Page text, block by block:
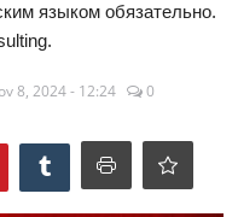
языком обязательно.
8, 2024 - 12:24 0